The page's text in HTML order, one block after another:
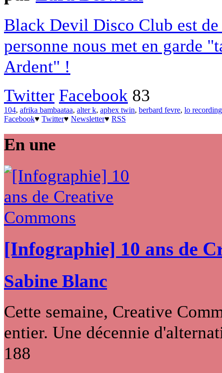
Black Devil Disco Club est
personne nous met en garde
Ardent" !
Twitter Facebook 83
104, afrika bambaataa, alter k, aphex twin, berbard fevre, lo
Facebook♥ Twitter♥ Newsletter♥ RSS
En une
[Infographie] 10 ans de
Sabine Blanc
Cette semaine, Creative
entier. Une décennie
188